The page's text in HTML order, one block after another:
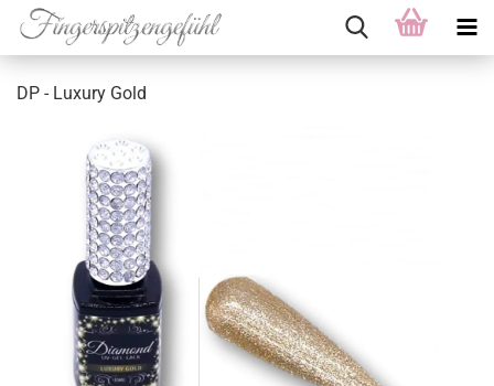
DP - Luxury Gold